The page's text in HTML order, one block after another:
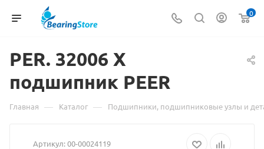
0
PER. 32006 Материал
о
товаре
X
подшипник PEER
Главная — Каталог — Подшипники, подшипниковые узлы и
Артикул:00-00024119